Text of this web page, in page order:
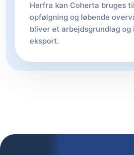
Herfra kan Coherta bruges
opfølgning og løbende
bliver et arbejdsgrundlag og
eksport.